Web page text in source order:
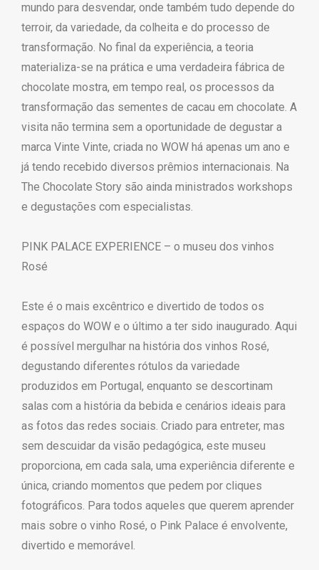
mundo para desvendar, onde também tudo depende do
terroir, da variedade, da colheita e do processo de
transformação. No final da experiência, a teoria
materializa-se na prática e uma verdadeira fábrica de
chocolate mostra, em tempo real, os processos da
transformação das sementes de cacau em chocolate. A
visita não termina sem a oportunidade de degustar a
marca Vinte Vinte, criada no WOW há apenas um ano e
já tendo recebido diversos prêmios internacionais. Na
The Chocolate Story são ainda ministrados workshops
e degustações com especialistas.
PINK PALACE EXPERIENCE – o museu dos vinhos
Rosé
Este é o mais excêntrico e divertido de todos os
espaços do WOW e o último a ter sido inaugurado. Aqui
é possível mergulhar na história dos vinhos Rosé,
degustando diferentes rótulos da variedade
produzidos em Portugal, enquanto se descortinam
salas com a história da bebida e cenários ideais para
as fotos das redes sociais. Criado para entreter, mas
sem descuidar da visão pedagógica, este museu
proporciona, em cada sala, uma experiência diferente e
única, criando momentos que pedem por cliques
fotográficos. Para todos aqueles que querem aprender
mais sobre o vinho Rosé, o Pink Palace é envolvente,
divertido e memorável.